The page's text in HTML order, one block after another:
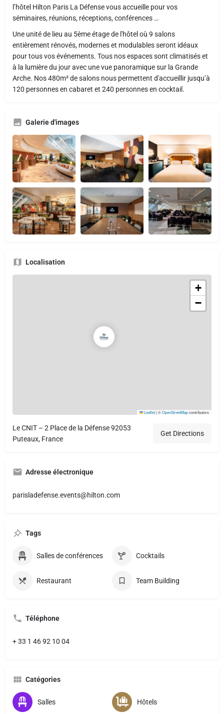
l’hôtel Hilton Paris La Défense vous accueille pour vos
séminaires, réunions, réceptions, conférences …
Une unité de lieu au 5ème étage de l'hôtel où 9 salons
entièrement rénovés, modernes et modulables seront idéaux
pour tous vos événements. Tous nos espaces sont climatisés et
à la lumière du jour avec une vue panoramique sur la Grande
Arche. Nos 480m² de salons nous permettent d'accueillir jusqu’à
120 personnes en cabaret et 240 personnes en cocktail.
Galerie d'images
Localisation
+
−
Leaflet|©OpenStreetMapcontributors
Le CNIT – 2 Place de la Défense 92053
Puteaux, France
Get Directions
Adresse électronique
parisladefense.events@hilton.com
Tags
Salles de conférences Cocktails
Restaurant Team Building
Téléphone
+ 33 1 46 92 10 04
Catégories
Salles Hôtels